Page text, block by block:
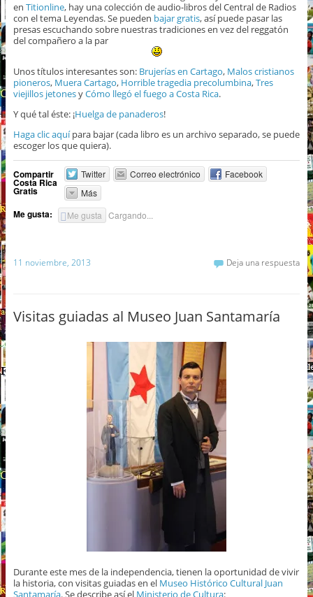
en Titionline, hay una colección de audio-libros del Central de Radios
con el tema Leyendas. Se pueden bajar gratis, así puede pasar las
presas escuchando sobre nuestras tradiciones en vez del reggatón
del compañero a la par
Unos títulos interesantes son: Brujerías en Cartago, Malos cristianos
pioneros, Muera Cartago, Horrible tragedia precolumbina,Tres
viejillos jetonesyCómo llegó el fuego a Costa Rica.
Y qué tal éste: ¡Huelga de panaderos!
Haga clic aquípara bajar (cada libro es un archivo separado, se puede
escoger los que quiera).
Compartir
Costa Rica
Gratis
Twitter Correo electrónico
Facebook
Más
Me gusta: Me gusta Cargando...
11 noviembre, 2013 Deja una respuesta
Visitas guiadas al Museo Juan Santamaría
Durante este mes de la independencia, tienen la oportunidad de vivir
la historia, con visitas guiadas en el Museo Histórico Cultural Juan
Santamaría. Se describe así el Ministerio de Cultura: